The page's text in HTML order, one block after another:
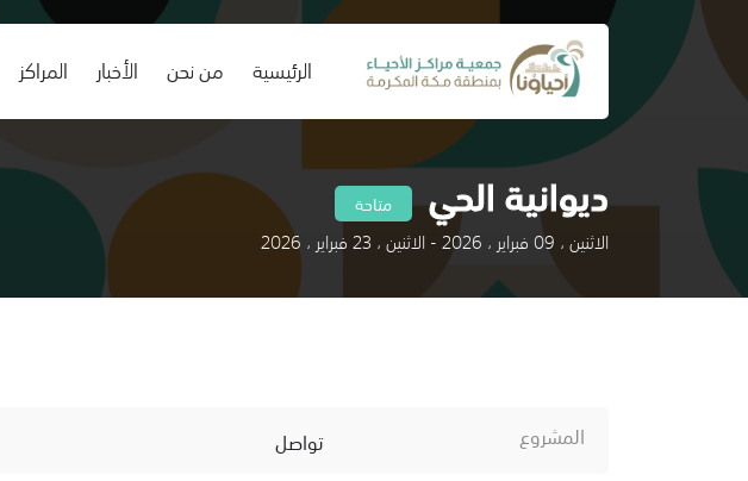
الرئيسية
(current) من نحن الأخبار المراكز
ديوانية الحي متاحة
الاثنين ، 09 فبراير ، 2026 - الاثنين ، 23 فبراير ، 2026
المشروع
تواصل